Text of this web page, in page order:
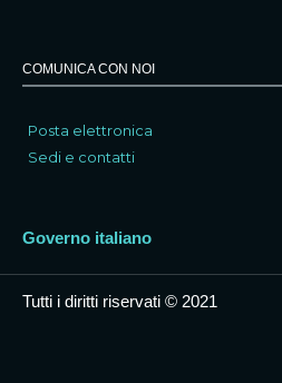
COMUNICA CON NOI
Posta elettronica
Sedi e contatti
Governo italiano
Tutti i diritti riservati © 2021